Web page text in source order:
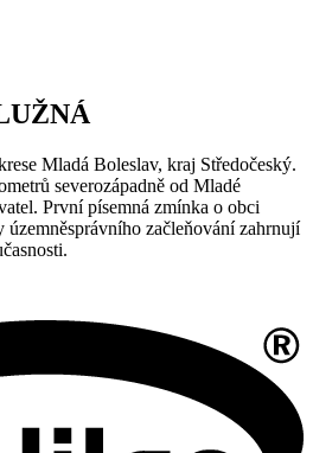
Mladá Boleslav, kraj Středočeský.
severozápadně od Mladé
První písemná zmínka o obci
začleňování zahrnují